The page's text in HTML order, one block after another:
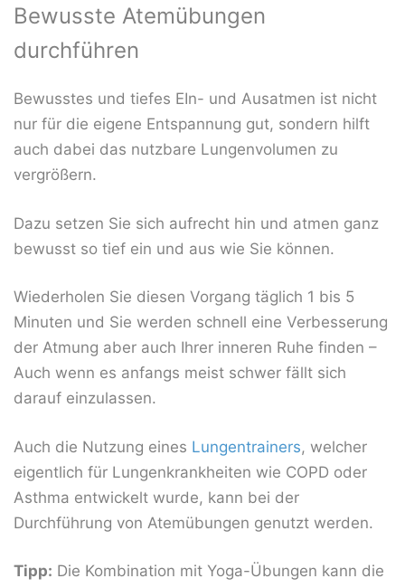
Bewusste Atemübungen
durchführen
Bewusstes und tiefes EIn- und Ausatmen ist nicht
nur für die eigene Entspannung gut, sondern hilft
auch dabei das nutzbare Lungenvolumen zu
vergrößern.
Dazu setzen Sie sich aufrecht hin und atmen ganz
bewusst so tief ein und aus wie Sie können.
Wiederholen Sie diesen Vorgang täglich 1 bis 5
Minuten und Sie werden schnell eine Verbesserung
der Atmung aber auch Ihrer inneren Ruhe finden –
Auch wenn es anfangs meist schwer fällt sich
darauf einzulassen.
Auch die Nutzung eines Lungentrainers, welcher
eigentlich für Lungenkrankheiten wie COPD oder
Asthma entwickelt wurde, kann bei der
Durchführung von Atemübungen genutzt werden.
Tipp: Die Kombination mit Yoga-Übungen kann die